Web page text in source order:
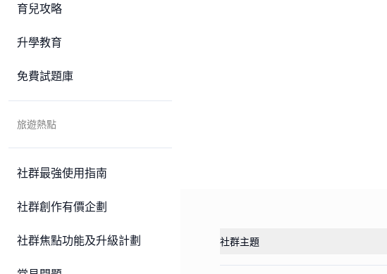
育兒攻略
升學教育
免費試題庫
旅遊熱點
社群最強使用指南
社群創作有價企劃
社群焦點功能及升級計劃 社群主題